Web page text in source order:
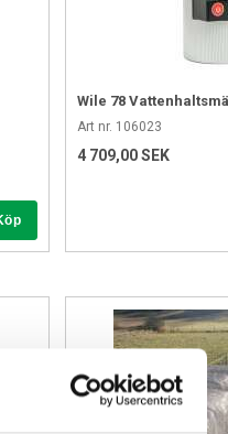
Wile 78
Art nr. 106023
4 709,00 SEK